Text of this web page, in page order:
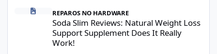
Soda Slim Reviews: Natural Weight Loss Support Supplement
REPAROS NO HARDWARE
Soda Slim Reviews: Natural Weight Loss
Support Supplement Does It Really
Work!